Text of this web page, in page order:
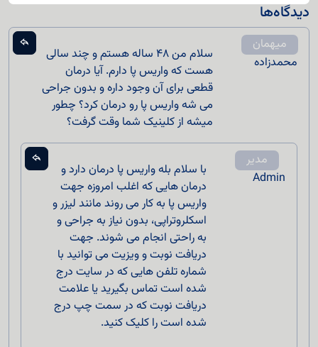
دیدگاه‌ها
میهمان
محمدزاده
سلام من ۴۸ ساله هستم و چند سالی
هست که واریس پا دارم. آیا درمان
قطعی برای آن وجود داره و بدون جراحی
می شه واریس پا رو درمان کرد؟ چطور
میشه از کلینیک شما وقت گرفت؟
مدیر
Admin
با سلام بله واریس پا درمان دارد و
درمان هایی که اغلب امروزه جهت
واریس پا به کار می روند مانند لیزر و
اسکلروتراپی، بدون نیاز به جراحی و
به راحتی انجام می شوند. جهت
دریافت نوبت و ویزیت می توانید با
شماره تلفن هایی که در سایت درج
شده است تماس بگیرید یا علامت
دریافت نوبت که در سمت چپ درج
شده است را کلیک کنید.